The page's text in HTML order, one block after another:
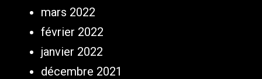
mars 2022
février 2022
janvier 2022
décembre 2021